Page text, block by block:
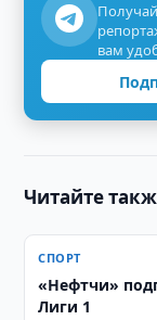
вам
Читайте
СПОРТ
«Нефтчи»
Лиги 1